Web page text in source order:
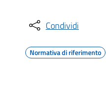
Condividi
Normativa di riferimento